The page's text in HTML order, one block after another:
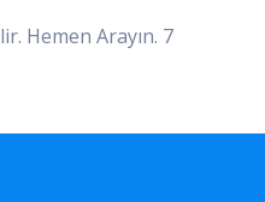
Hemen Arayın. 7